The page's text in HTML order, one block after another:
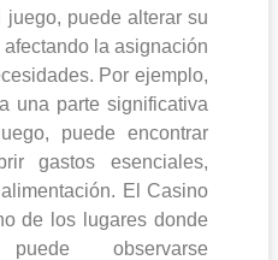
puede alterar su
la asignación
Por ejemplo,
una parte significativa
puede encontrar
gastos esenciales,
El Casino
de los lugares donde
observarse